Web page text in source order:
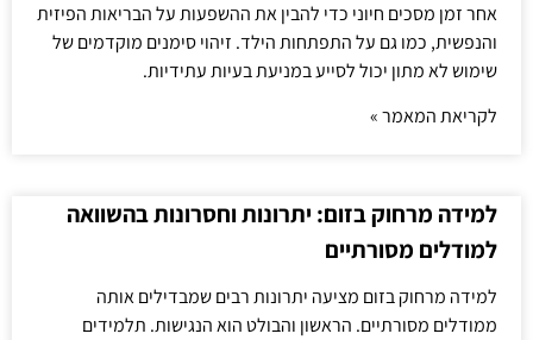
אחר זמן מסכים חיוני כדי להבין את ההשפעות על הבריאות הפיזית
והנפשית, כמו גם על התפתחות הילד. זיהוי סימנים מוקדמים של
שימוש לא מתון יכול לסייע במניעת בעיות עתידיות.
לקריאת המאמר »
למידה מרחוק בזום: יתרונות וחסרונות בהשוואה
למודלים מסורתיים
למידה מרחוק בזום מציעה יתרונות רבים שמבדילים אותה
ממודלים מסורתיים. הראשון והבולט הוא הנגישות. תלמידים